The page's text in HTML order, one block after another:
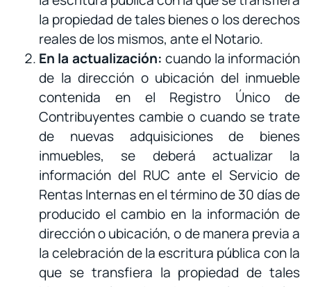
la propiedad de tales bienes o los derechos
reales de los mismos, ante el Notario.
En la actualización:cuando la información
de la dirección o ubicación del inmueble
contenida en el Registro Único de
Contribuyentes cambie o cuando se trate
de nuevas adquisiciones de bienes
inmuebles, se deberá actualizar la
información del RUC ante el Servicio de
Rentas Internas en el término de 30 días de
producido el cambio en la información de
dirección o ubicación, o de manera previa a
la celebración de la escritura pública con la
que se transfiera la propiedad de tales